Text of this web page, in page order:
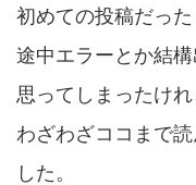
初めての投稿だっ
途中エラーとか結
思ってしまったけ
わざわざココまで
した。